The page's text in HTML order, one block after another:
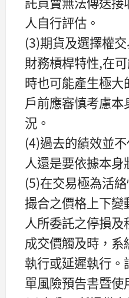
人自行評估。
(3)期貨及選擇權
財務槓桿特性,在
時也可能產生極
戶前應審慎考慮
況。
(4)過去的績效並
人還是要依據本身
(5)在交易極為活
撮合之價格上下變
人所委託之停損
成交價觸及時，
執行或延遲執行
單風險預告書暨使